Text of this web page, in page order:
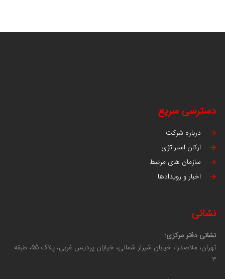
دسترسی سریع
درباره شرکت
ارکان استراتژی
سازمان های مرتبط
اخبار و رویدادها
نشانی
نشانی دفتر مرکزی:
تهران، ملاصدرا، خیابان شیراز شمالی، خیابان پردیس غربی، پلاک 55، طبقه
3